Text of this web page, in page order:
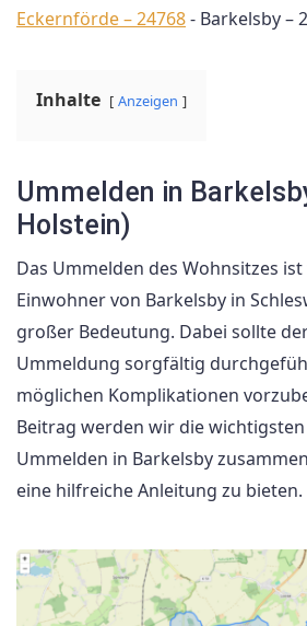
Eckernförde – 24768- Barkelsby –
Inhalte Anzeigen
Ummelden in
Holstein)
Das Ummelden des Wohnsitzes
Einwohner von Barkelsby in
großer Bedeutung. Dabei sollte
Ummeldung sorgfältig
möglichen Komplikationen
Beitrag werden wir die
Ummelden in Barkelsby
eine hilfreiche Anleitung zu bieten.